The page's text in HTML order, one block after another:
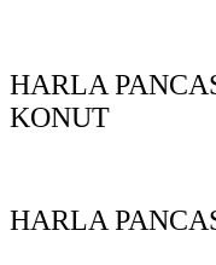
HARLA
KONUT
HARLA